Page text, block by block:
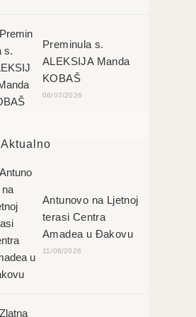
Preminula s.
ALEKSIJA Manda
KOBAŠ
06/07/2026
Aktualno
Antunovo na Ljetnoj
terasi Centra
Amadea u Đakovu
11/06/2026